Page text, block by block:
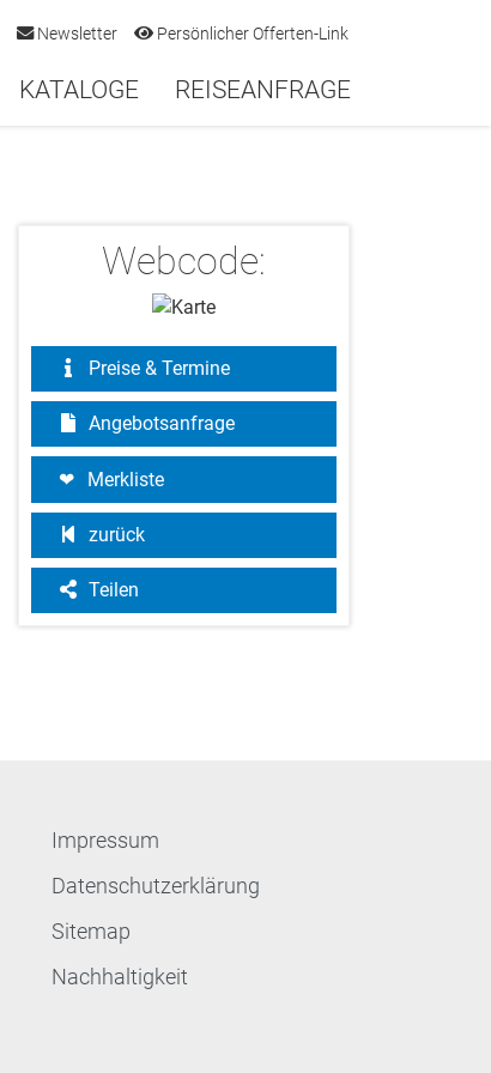
Newsletter Persönlicher Offerten-Link
KATALOGE REISEANFRAGE
Webcode:
Preise & Termine
Angebotsanfrage
Merkliste
zurück
Teilen
Impressum
Datenschutzerklärung
Sitemap
Nachhaltigkeit